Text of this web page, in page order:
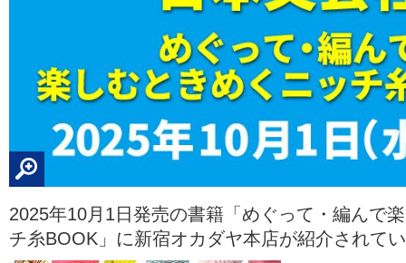
2025年10月1日発売の書籍「めぐって・編んで
チ糸BOOK」に新宿オカダヤ本店が紹介されて